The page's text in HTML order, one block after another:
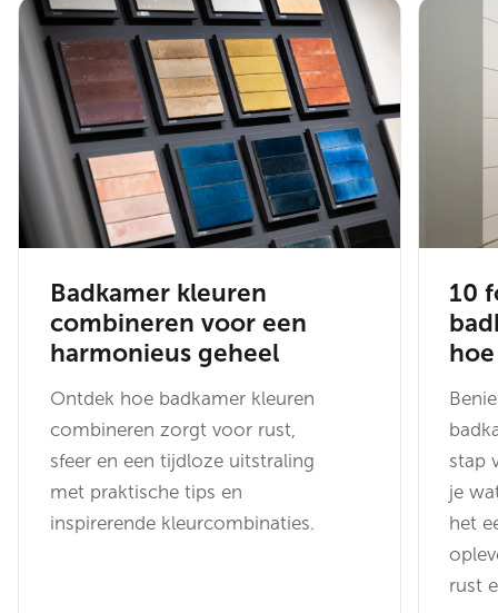
Badkamer kleuren
combineren voor een
harmonieus geheel
Ontdek hoe badkamer kleuren
combineren zorgt voor rust,
sfeer en een tijdloze uitstraling
met praktische tips en
inspirerende kleurcombinaties.
10
stap
je
het
rust